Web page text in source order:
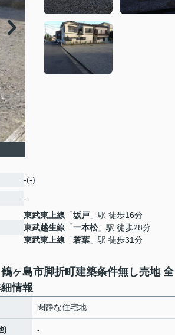
-(-)
-
東武東上線 「坂戸 」駅 徒歩16分
東武越生線 「一本松」駅 徒歩28分
東武東上線 「若葉 」駅 徒歩31分
鶴ヶ島市脚折町建築条件無し売地
情報
閑静な住宅地
) -